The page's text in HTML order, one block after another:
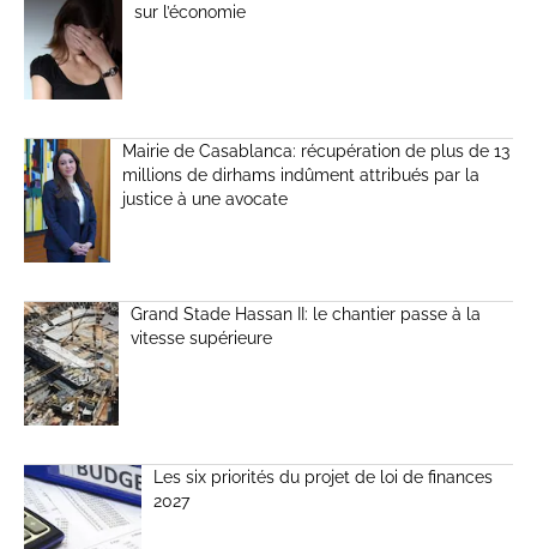
sur l’économie
Mairie de Casablanca: récupération de plus de 13
millions de dirhams indûment attribués par la
justice à une avocate
Grand Stade Hassan II: le chantier passe à la
vitesse supérieure
Les six priorités du projet de loi de finances
2027